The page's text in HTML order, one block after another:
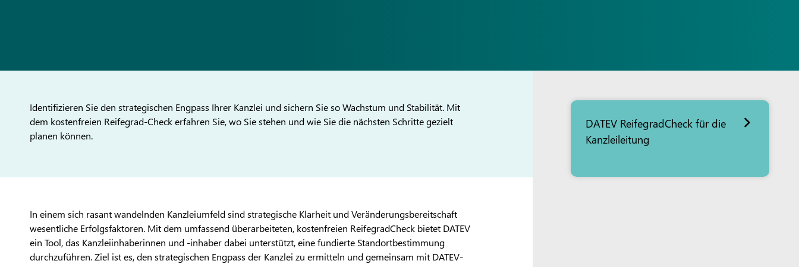
Identifizieren Sie den strategischen Engpass Ihrer Kanzlei und sichern Sie so Wachstum und Stabilität. Mit
dem kostenfreien Reifegrad-Check erfahren Sie, wo Sie stehen und wie Sie die nächsten Schritte gezielt
planen können.
In einem sich rasant wandelnden Kanzleiumfeld sind strategische Klarheit und Veränderungsbereitschaft
wesentliche Erfolgsfaktoren. Mit dem umfassend überarbeiteten, kostenfreien ReifegradCheck bietet DATEV
ein Tool, das Kanzleiinhaberinnen und -inhaber dabei unterstützt, eine fundierte Standortbestimmung
durchzuführen. Ziel ist es, den strategischen Engpass der Kanzlei zu ermitteln und gemeinsam mit DATEV-
DATEV ReifegradCheck für die
Kanzleileitung